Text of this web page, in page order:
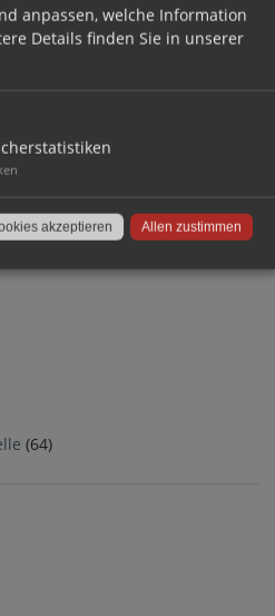
Kratzer im Parkett – Diese 6
Tipps helfen
(64)
anpassen, welche Information
Details finden Sie in unserer
Allen zustimmen
akzeptieren